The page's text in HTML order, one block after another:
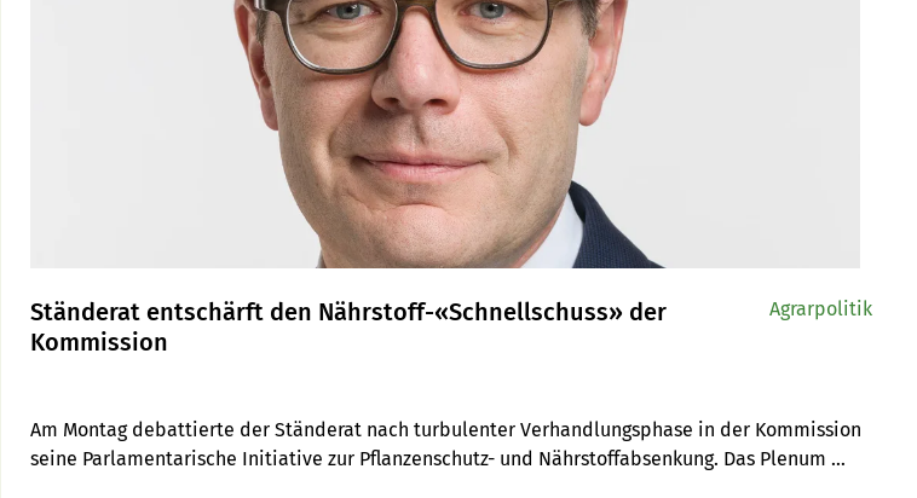
Ständerat entschärft den Nährstoff-«Schnellschuss» der
Kommission
Am Montag debattierte der Ständerat nach turbulenter Verhandlungsphase in der Kommission
seine Parlamentarische Initiative zur Pflanzenschutz- und Nährstoffabsenkung. Das Plenum
Agrarpolitik